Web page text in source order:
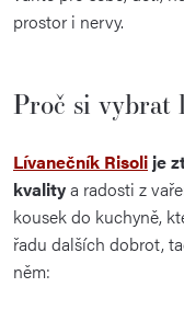
prostor i nervy.
Proč si vybrat
Lívanečník Risoli je
kvalitya radosti z
kousek do kuchyně,
řadu dalších dobrot,
něm: